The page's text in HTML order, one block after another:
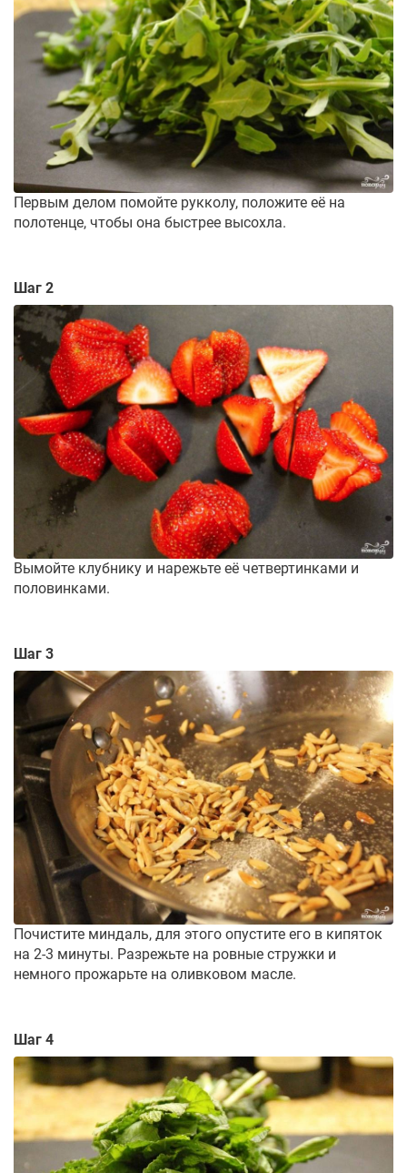
Первым делом помойте рукколу, положите её на
полотенце, чтобы она быстрее высохла.
Шаг 2
Вымойте клубнику и нарежьте её четвертинками и
половинками.
Шаг 3
Почистите миндаль, для этого опустите его в кипяток
на 2-3 минуты. Разрежьте на ровные стружки и
немного прожарьте на оливковом масле.
Шаг 4